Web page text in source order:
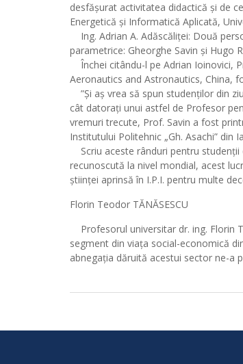
desfășurat activitatea didactică și de
Energetică și Informatică Aplicată,
Ing. Adrian A. Adăscăliței: Două
parametrice: Gheorghe Savin și Hugo
Închei citându-l pe Adrian Ioinovici,
Aeronautics and Astronautics, China,
”Și aș vrea să spun studenților din
cât datorați unui astfel de Profesor
vremuri trecute, Prof. Savin a fost
Institutului Politehnic „Gh. Asachi” din
Scriu aceste rânduri pentru studenții
recunoscută la nivel mondial, acest
științei aprinsă în I.P.I. pentru multe
Florin Teodor TĂNĂSESCU
Profesorul universitar dr. ing. Florin
segment din viața social-economică
abnegația dăruită acestui sector ne-a